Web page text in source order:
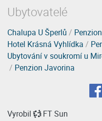
Ubytovatelé
Chalupa U Šperlů /
Hotel Krásná Vyhlídka /
Ubytování v soukromí u
/ Penzion Javorina
Vyrobil FT Sun